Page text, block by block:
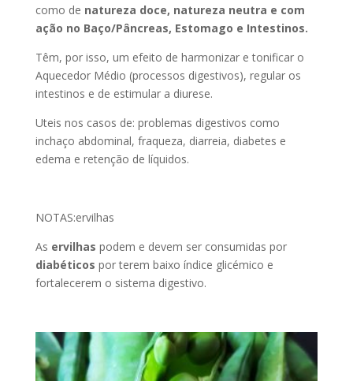
como de natureza doce, natureza neutra e com
ação no Baço/Pâncreas, Estomago e Intestinos.
Têm, por isso, um efeito de harmonizar e tonificar o
Aquecedor Médio (processos digestivos), regular os
intestinos e de estimular a diurese.
Uteis nos casos de: problemas digestivos como
inchaço abdominal, fraqueza, diarreia, diabetes e
edema e retenção de líquidos.
NOTAS:ervilhas
As ervilhas podem e devem ser consumidas por
diabéticos por terem baixo índice glicémico e
fortalecerem o sistema digestivo.